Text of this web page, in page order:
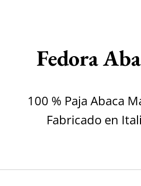
Fedora
100 % Paja Abaca
Fabricado en